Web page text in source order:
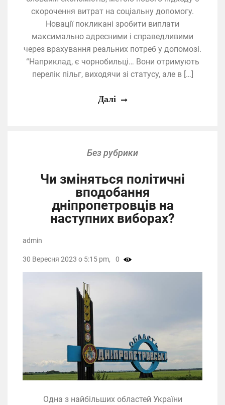
скорочення витрат на соціальну допомогу.
Новації покликані зробити виплати
максимально адресними і справедливими
через врахування реальних потреб у допомозі.
“Наприклад, є чорнобильці… Вони отримують
перелік пільг, виходячи зі статусу, але в […]
Далі
Без рубрики
Чи зміняться політичні
вподобання
дніпропетровців на
наступних виборах?
Одна з найбільших областей України
admin
30 Вересня 2023 о 5:15 pm, 0